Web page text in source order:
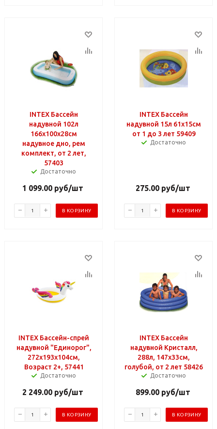
INTEX Бассейн
надувной 102л
166x100x28см
надувное дно, рем
комплект, от 2 лет,
57403
Достаточно
1 099.00 руб/шт
В КОРЗИНУ
INTEX Бассейн
надувной 15л 61x15см
от 1 до 3 лет 59409
Достаточно
275.00руб/шт
В КОРЗИНУ
INTEX Бассейн-спрей
надувной "Единорог",
272х193х104см,
Возраст 2+, 57441
Достаточно
2 249.00 руб/шт
В КОРЗИНУ
INTEX Бассейн
надувной Кристалл,
288л, 147x33см,
голубой, от 2 лет 58426
Достаточно
899.00руб/шт
В КОРЗИНУ